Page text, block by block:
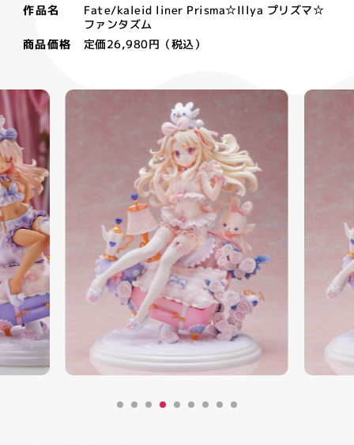
作品名 Fate/kaleid liner Prisma☆Illya プリズマ☆
ファンタズム
商品価格 定価26,980円（税込）